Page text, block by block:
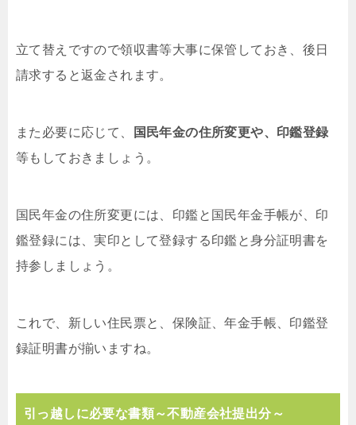
立て替えですので領収書等大事に保管しておき、後日
請求すると返金されます。
また必要に応じて、
国民年金の住所変更や、印鑑登録
等もしておきましょう。
国民年金の住所変更には、印鑑と国民年金手帳が、印
鑑登録には、実印として登録する印鑑と身分証明書を
持参しましょう。
これで、新しい住民票と、保険証、年金手帳、印鑑登
録証明書が揃いますね。
引っ越しに必要な書類～不動産会社提出分～